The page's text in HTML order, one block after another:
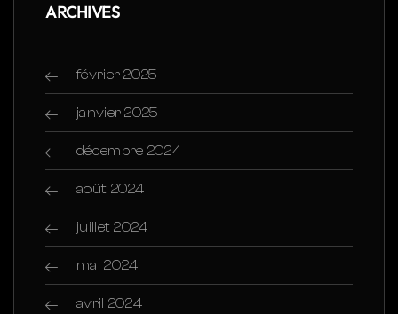
ARCHIVES
février 2025
janvier 2025
décembre 2024
août 2024
juillet 2024
mai 2024
avril 2024